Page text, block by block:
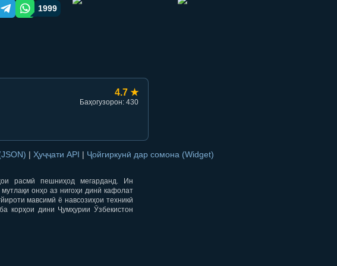
Telegram orqali ulashish
WhatsApp orqali ulashish
1999
4.7 ★
Баҳогузорон: 430
| Ҳуҷҷати API | Ҷойгиркунӣ дар сомона (Widget)
расмӣ пешниҳод мегарданд. Ин
онҳо аз нигоҳи динӣ кафолат
мавсимӣ ё навсозиҳои техникӣ
корҳои дини Ҷумҳурии Ӯзбекистон